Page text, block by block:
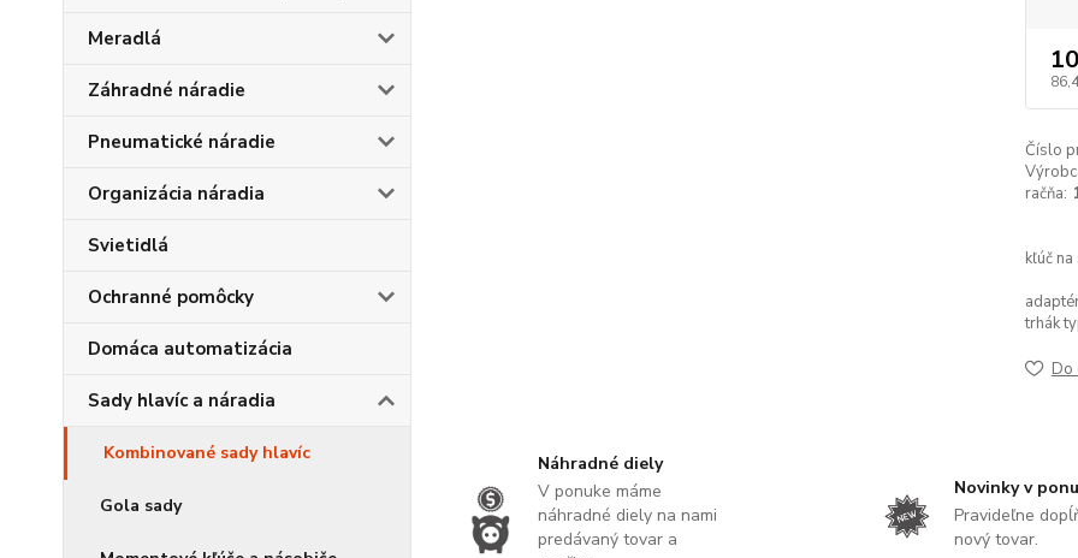
Meradlá
Záhradné náradie
Pneumatické náradie
Organizácia náradia
Svietidlá
Ochranné pomôcky
Domáca automatizácia
Sady hlavíc a náradia
Kombinované sady hlavíc
Gola sady
Číslo
račňa:
kľúč na
trhák
Do
Náhradné diely
V ponuke máme
náhradné diely na nami
predávaný tovar a
Novinky v
Pravideľne
nový tovar.